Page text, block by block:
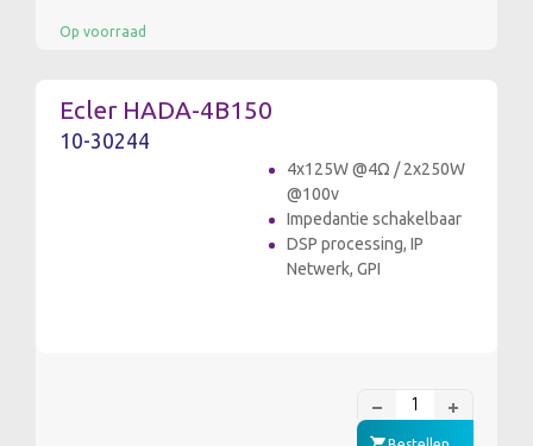
Op voorraad
Ecler HADA-4B150
10-30244
4x125W @4Ω / 2x250W
@100v
Impedantie schakelbaar
DSP processing, IP
Netwerk, GPI